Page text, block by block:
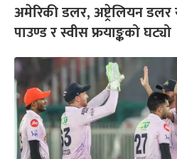
अमेरिकी डलर, अष्ट्रेलियन
पाउण्ड र स्वीस फ्रयाङ्कको घट्यो